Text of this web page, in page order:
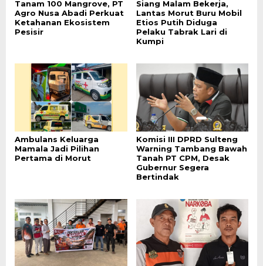
Tanam 100 Mangrove, PT
Agro Nusa Abadi Perkuat
Ketahanan Ekosistem
Pesisir
Siang Malam Bekerja,
Lantas Morut Buru Mobil
Etios Putih Diduga
Pelaku Tabrak Lari di
Kumpi
Ambulans Keluarga
Mamala Jadi Pilihan
Pertama di Morut
Komisi III DPRD Sulteng
Warning Tambang Bawah
Tanah PT CPM, Desak
Gubernur Segera
Bertindak